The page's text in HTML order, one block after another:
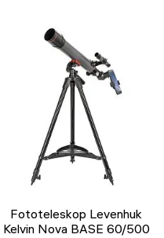
Fototeleskop Levenhuk
Kelvin Nova BASE 60/500